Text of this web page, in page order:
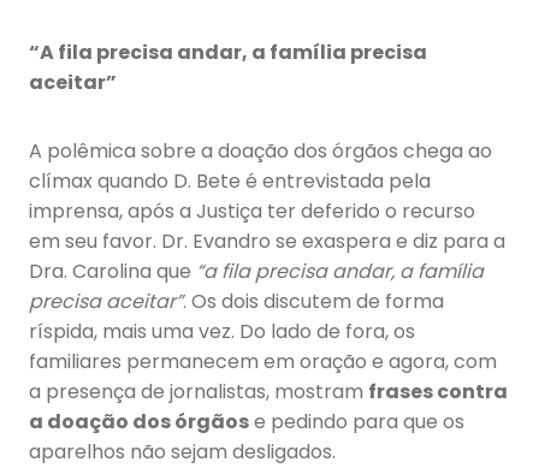
“A fila precisa andar, a família precisa
aceitar”
A polêmica sobre a doação dos órgãos chega ao
clímax quando D. Bete é entrevistada pela
imprensa, após a Justiça ter deferido o recurso
em seu favor. Dr. Evandro se exaspera e diz para a
Dra. Carolina que “a fila precisa andar, a família
precisa aceitar”. Os dois discutem de forma
ríspida, mais uma vez. Do lado de fora, os
familiares permanecem em oração e agora, com
a presença de jornalistas, mostram frases contra
a doação dos órgãose pedindo para que os
aparelhos não sejam desligados.